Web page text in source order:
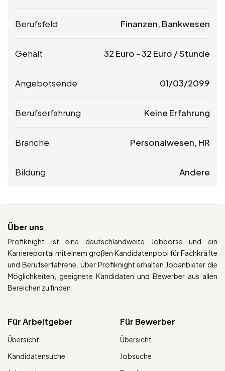
Berufsfeld Finanzen, Bankwesen
Gehalt 32 Euro -32 Euro / Stunde
Angebotsende 01/03/2099
Berufserfahrung Keine Erfahrung
Branche Personalwesen, HR
Bildung Andere
Über uns
Profiknight ist eine deutschlandweite Jobbörse und ein
Karriereportal mit einem großen Kandidatenpool für Fachkräfte
und Berufserfahrene. Über Profiknight erhalten Jobanbieter die
Möglichkeiten, geeignete Kandidaten und Bewerber aus allen
Bereichen zu finden.
Für Arbeitgeber
Übersicht
Kandidatensuche
Für Bewerber
Übersicht
Jobsuche